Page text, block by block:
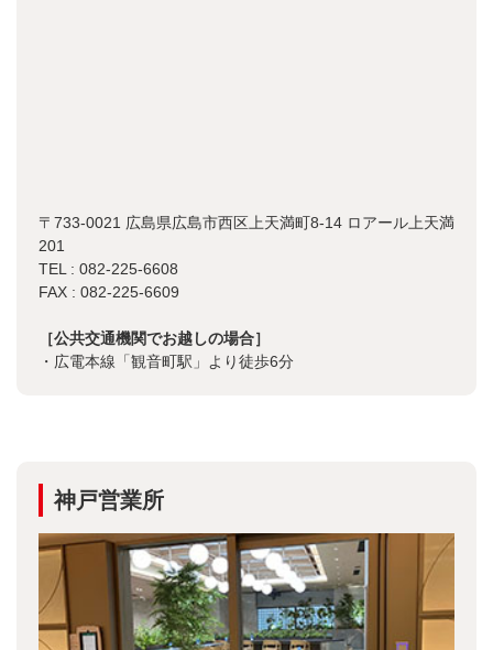
〒733-0021 広島県広島市西区上天満町8-14 ロアール上天満
201
TEL : 082-225-6608
FAX : 082-225-6609
［公共交通機関でお越しの場合］
・広電本線「観音町駅」より徒歩6分
神戸営業所